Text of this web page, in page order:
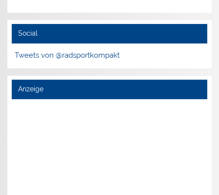
Social
Tweets von @radsportkompakt
Anzeige